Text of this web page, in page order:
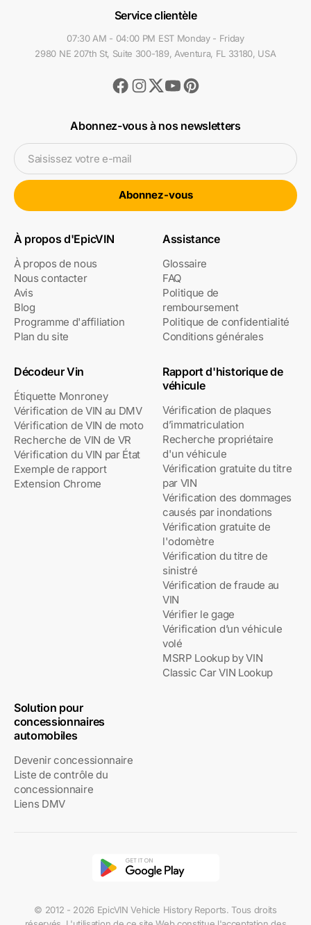
Service clientèle
07:30 AM - 04:00 PM EST Monday - Friday
2980 NE 207th St, Suite 300-189, Aventura, FL 33180, USA
Facebook
Instagram
TwitterYoutubePinterest
Abonnez-vous à nos newsletters
Saisissez votre e-mail
Abonnez-vous
À propos d'EpicVIN
À propos de nous
Nous contacter
Avis
Blog
Programme d'affiliation
Plan du site
Assistance
Glossaire
FAQ
Politique de
remboursement
Politique de confidentialité
Conditions générales
Décodeur Vin
Étiquette Monroney
Vérification de VIN au DMV
Vérification de VIN de moto
Recherche de VIN de VR
Vérification du VIN par État
Exemple de rapport
Extension Chrome
Rapport d'historique de
véhicule
Vérification de plaques
d’immatriculation
Recherche propriétaire
d'un véhicule
Vérification gratuite du titre
par VIN
Vérification des dommages
causés par inondations
Vérification gratuite de
l'odomètre
Vérification du titre de
sinistré
Vérification de fraude au
VIN
Vérifier le gage
Vérification d’un véhicule
volé
MSRP Lookup by VIN
Classic Car VIN Lookup
Solution pour
concessionnaires
automobiles
Devenir concessionnaire
Liste de contrôle du
concessionnaire
Liens DMV
© 2012 - 2026 EpicVIN Vehicle History Reports. Tous droits